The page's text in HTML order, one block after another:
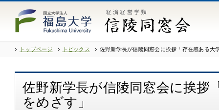
トップページ トピックス 佐野新学長が信陵同窓会に挨拶「存在感ある大
佐野新学長が信陵同窓会に挨拶
をめざす」